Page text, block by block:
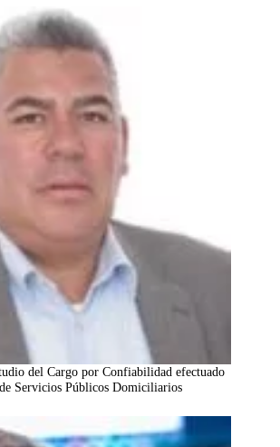
del Cargo por Confiabilidad efectuado
Servicios Públicos Domiciliarios